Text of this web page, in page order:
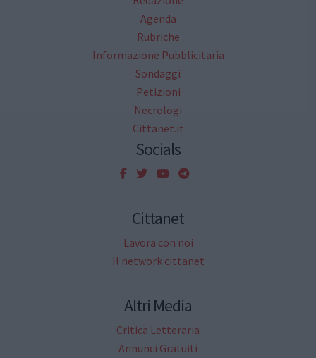
Agenda
Rubriche
Informazione Pubblicitaria
Sondaggi
Petizioni
Necrologi
Cittanet.it
Socials
Cittanet
Lavora con noi
Il network cittanet
Altri Media
Critica Letteraria
Annunci Gratuiti